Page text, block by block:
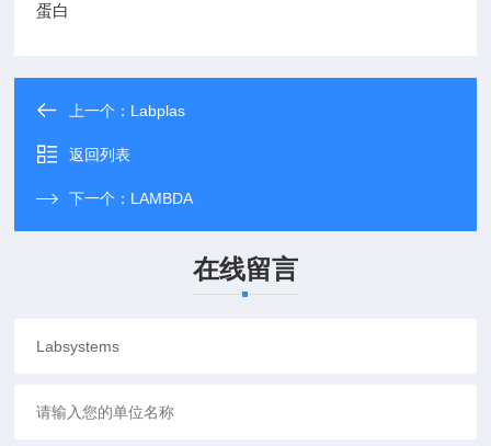
蛋白
上一个： Labplas
返回列表
下一个： LAMBDA
在线留言